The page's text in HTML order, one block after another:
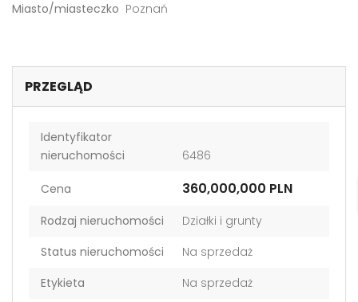
Miasto/miasteczko Poznań
PRZEGLĄD
Identyfikator
nieruchomości
6486
Cena 360,000,000 PLN
Rodzaj nieruchomości
Działki i grunty
Status nieruchomości
Na sprzedaż
Etykieta
Na sprzedaż